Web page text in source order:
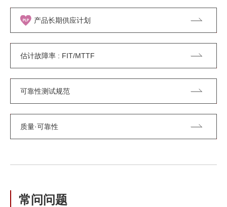
产品长期供应计划
估计故障率 : FIT/MTTF
可靠性测试规范
质量·可靠性
常问问题